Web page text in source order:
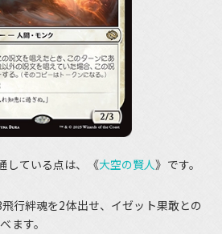
している点は、《大空の賢人》です。
行絆魂を2体出せ、イゼット果敢との
ます。